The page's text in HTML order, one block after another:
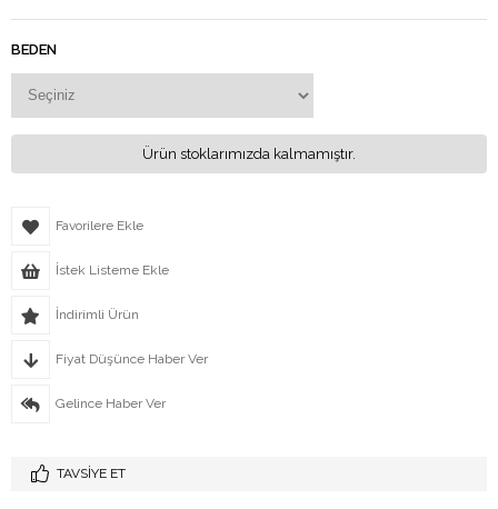
BEDEN
Ürün stoklarımızda kalmamıştır.
Favorilere Ekle
İstek Listeme Ekle
İndirimli Ürün
Fiyat Düşünce Haber Ver
Gelince Haber Ver
TAVSIYE ET